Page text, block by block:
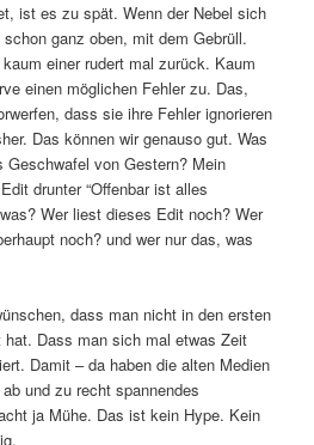
ist es zu spät. Wenn der Nebel sich
ganz oben, mit dem Gebrüll.
einer rudert mal zurück. Kaum
einen möglichen Fehler zu. Das,
dass sie ihre Fehler ignorieren
Das können wir genauso gut. Was
von Gestern? Mein
drunter “Offenbar ist alles
Wer liest dieses Edit noch? Wer
noch? und wer nur das, was
dass man nicht in den ersten
Dass man sich mal etwas Zeit
Damit – da haben die alten Medien
und zu recht spannendes
ja Mühe. Das ist kein Hype. Kein